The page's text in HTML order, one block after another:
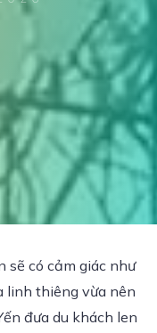
sẽ có cảm giác như
linh thiêng vừa nên
đưa du khách len